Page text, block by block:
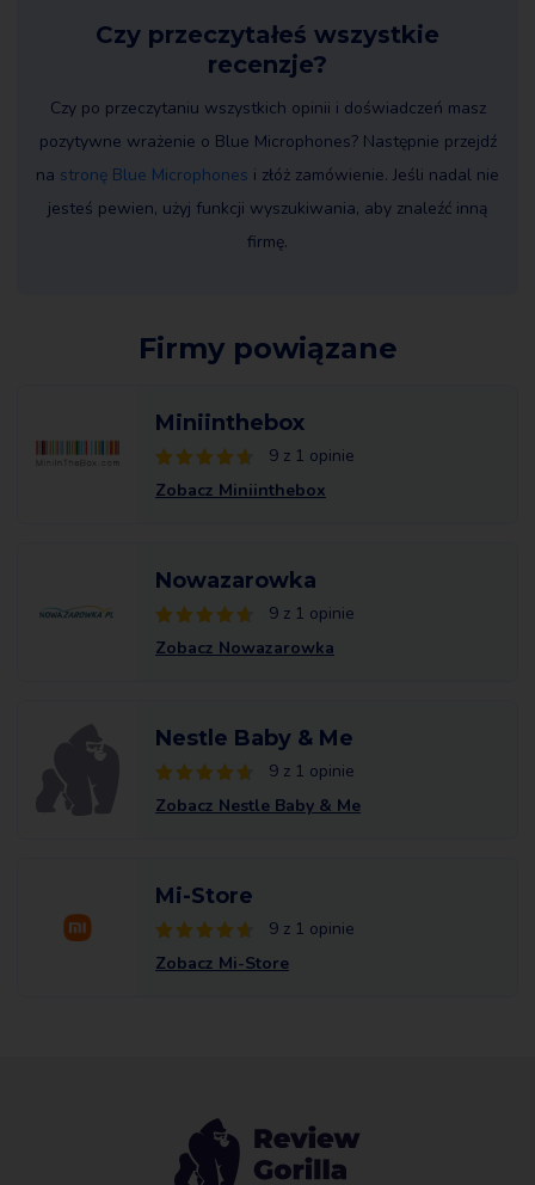
Czy przeczytałeś wszystkie
recenzje?
Czy po przeczytaniu wszystkich opinii i doświadczeń masz
pozytywne wrażenie o Blue Microphones? Następnie przejdź
na stronę Blue Microphones i złóż zamówienie. Jeśli nadal nie
jesteś pewien, użyj funkcji wyszukiwania, aby znaleźć inną
firmę.
Firmy powiązane
Miniinthebox
9 z 1 opinie
Zobacz Miniinthebox
Nowazarowka
9 z 1 opinie
Zobacz Nowazarowka
Nestle Baby & Me
9 z 1 opinie
Zobacz Nestle Baby & Me
Mi-Store
9 z 1 opinie
Zobacz Mi-Store